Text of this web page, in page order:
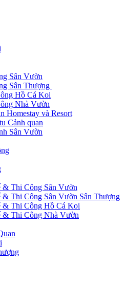
Sân Vườn
Sân Thượng
Hồ Cá Koi
Nhà Vườn
Homestay và Resort
Cảnh quan
Sân Vườn
& Thi Công Sân Vườn
Thi Công Sân Vườn Sân Thượng
& Thi Công Hồ Cá Koi
& Thi Công Nhà Vườn